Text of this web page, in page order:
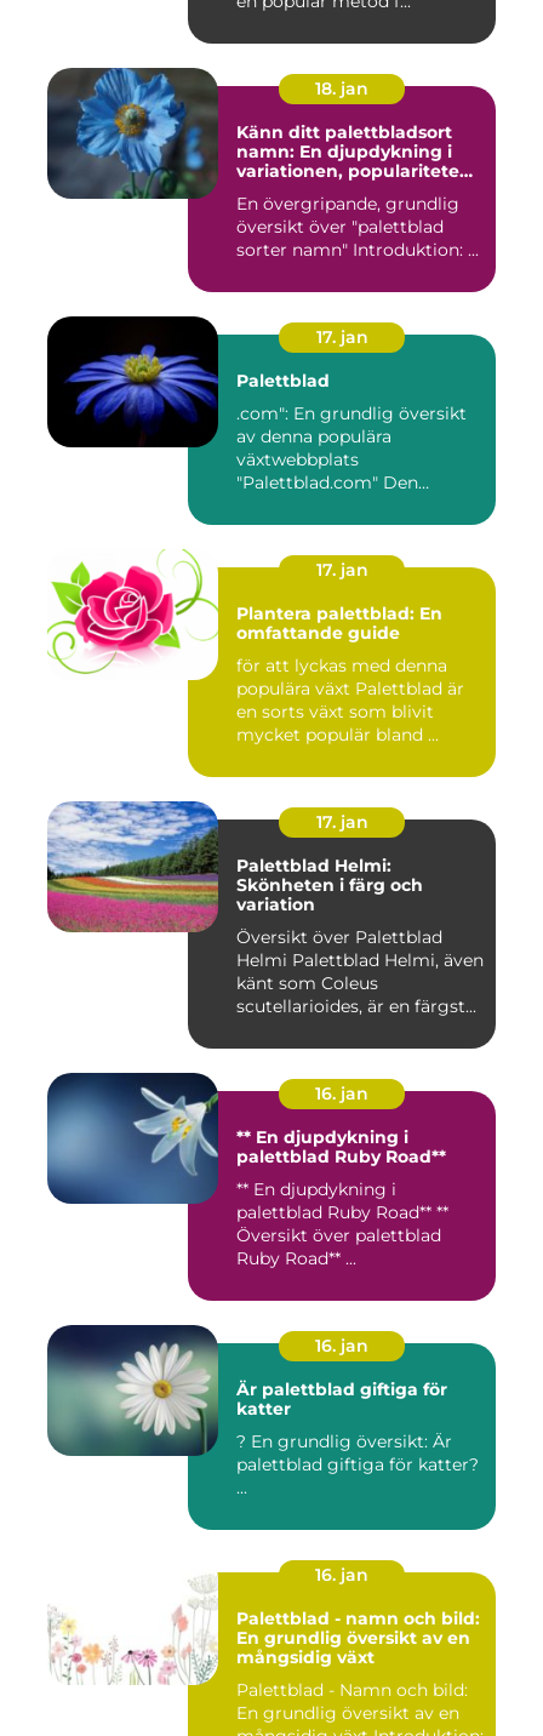
18. jan
Känn ditt palettbladsort
namn: En djupdykning i
variationen, populariteten
En övergripande, grundlig
översikt över "palettblad
sorter namn" Introduktion: ...
17. jan
Palettblad
.com": En grundlig översikt
av denna populära
växtwebbplats
"Palettblad.com" Den
17. jan
Plantera palettblad: En
omfattande guide
för att lyckas med denna
populära växt Palettblad är
en sorts växt som blivit
mycket populär bland ...
17. jan
Palettblad Helmi:
Skönheten i färg och
variation
Översikt över Palettblad
Helmi Palettblad Helmi, även
känt som Coleus
scutellarioides, är en färgst...
16. jan
** En djupdykning i
palettblad Ruby Road**
** En djupdykning i
palettblad Ruby Road** **
Översikt över palettblad
Ruby Road** ...
16. jan
Är palettblad giftiga för
katter
? En grundlig översikt: Är
palettblad giftiga för katter?
...
16. jan
Palettblad - namn och bild:
En grundlig översikt av en
mångsidig växt
Palettblad - Namn och bild:
En grundlig översikt av en